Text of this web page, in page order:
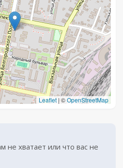
Leaflet | ©OpenStreetMap
не хватает или что вас не